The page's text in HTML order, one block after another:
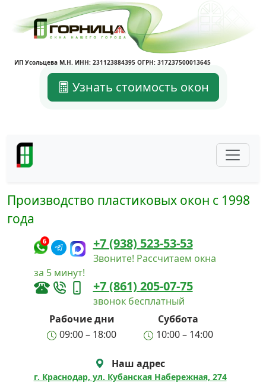
ИП Усольцева М.Н. ИНН: 231123884395 ОГРН: 317237500013645
Узнать стоимость окон
Производство пластиковых окон с 1998
года
6 +7 (938) 523-53-53
Звоните! Рассчитаем окна
за 5 минут!
+7 (861) 205-07-75
звонок бесплатный
Рабочие дни
Суббота
09:00 – 18:00
10:00 – 14:00
Наш адрес
г. Краснодар, ул. Кубанская Набережная, 274